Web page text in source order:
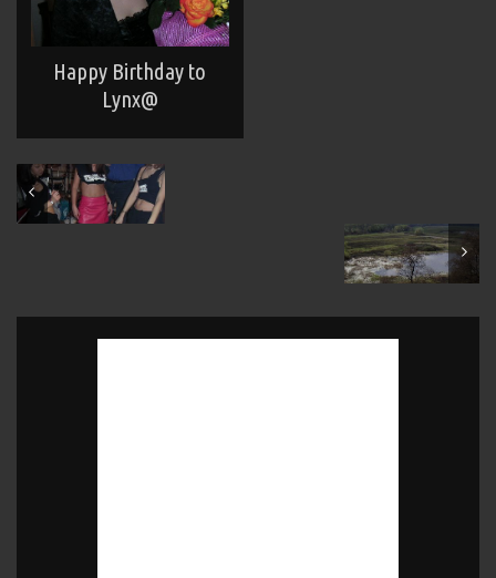
Happy Birthday to
Lynx@
March 2005
May 2005